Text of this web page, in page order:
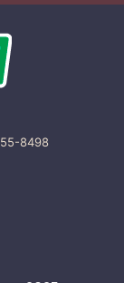
8498